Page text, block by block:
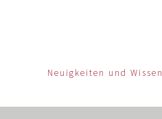
Neuigkeiten und